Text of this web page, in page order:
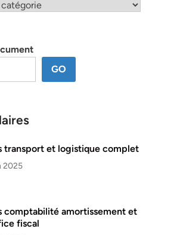
GO
transport et logistique complet
2025
comptabilité amortissement et
fiscal